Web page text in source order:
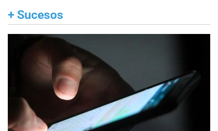
+ Sucesos